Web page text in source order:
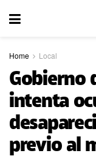
Home Local
Gobierno
intenta
previo al